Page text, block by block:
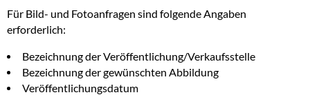
Für Bild- und Fotoanfragen sind folgende Angaben
erforderlich:
Bezeichnung der Veröffentlichung/Verkaufsstelle
Bezeichnung der gewünschten Abbildung
Veröffentlichungsdatum